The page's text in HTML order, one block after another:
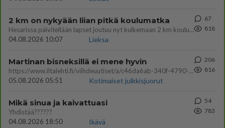
2 km on nykyään liian pitkä koulumatka
Hesarissa päivitellään lapset joutuu nyt kulkemaan 2 km kouluun jösses. Ruostefillarilla tuo matka menee vaikka miten äk
04.08.2026 10:07
Lieksa
67
818
Martinan bisneksillä ei mene hyvin
https://www.iltalehti.fi/viihdeuutiset/a/c46da6ab-340f-4790-aaa7-0865eed2336 Yrityksen konkurssihakemus on tullut kärä
05.08.2026 05:51
Kotimaiset julkkisjuorut
206
816
Mikä sinua ja kaivattuasi
Yhdistää??????
04.08.2026 18:50
Ikävä
54
783